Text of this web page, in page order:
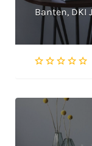
Banten, DKI